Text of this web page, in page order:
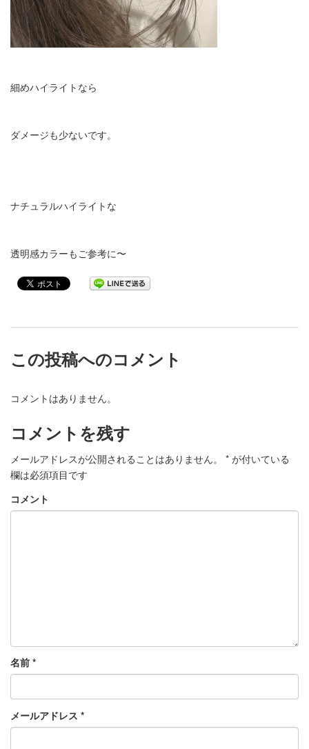
細めハイライトなら
ダメージも少ないです。
ナチュラルハイライトな
透明感カラーもご参考に〜
この投稿へのコメント
コメントはありません。
コメントを残す
メールアドレスが公開されることはありません。 * が付いている
欄は必須項目です
コメント
名前 *
メールアドレス *